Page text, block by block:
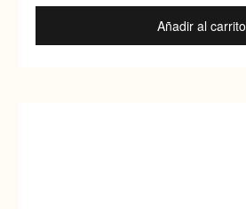
Añadir al carrito